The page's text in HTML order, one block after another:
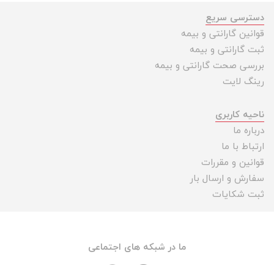
دسترسی سریع
قوانین گارانتی و بیمه
ثبت گارانتی و بیمه
بررسی صحت گارانتی و بیمه
رینگ لایت
ناحیه کاربری
درباره ما
ارتباط با ما
قوانین و مقررات
سفارش و ارسال بار
ثبت شکایات
ما در شبکه های اجتماعی